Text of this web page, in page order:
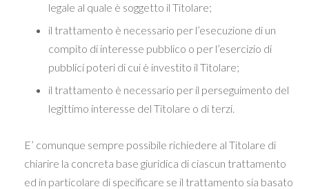
legale al quale è soggetto il Titolare;
il trattamento è necessario per l’esecuzione di un
compito di interesse pubblico o per l’esercizio di
pubblici poteri di cui è investito il Titolare;
il trattamento è necessario per il perseguimento del
legittimo interesse del Titolare o di terzi.
E’ comunque sempre possibile richiedere al Titolare di
chiarire la concreta base giuridica di ciascun trattamento
ed in particolare di specificare se il trattamento sia basato